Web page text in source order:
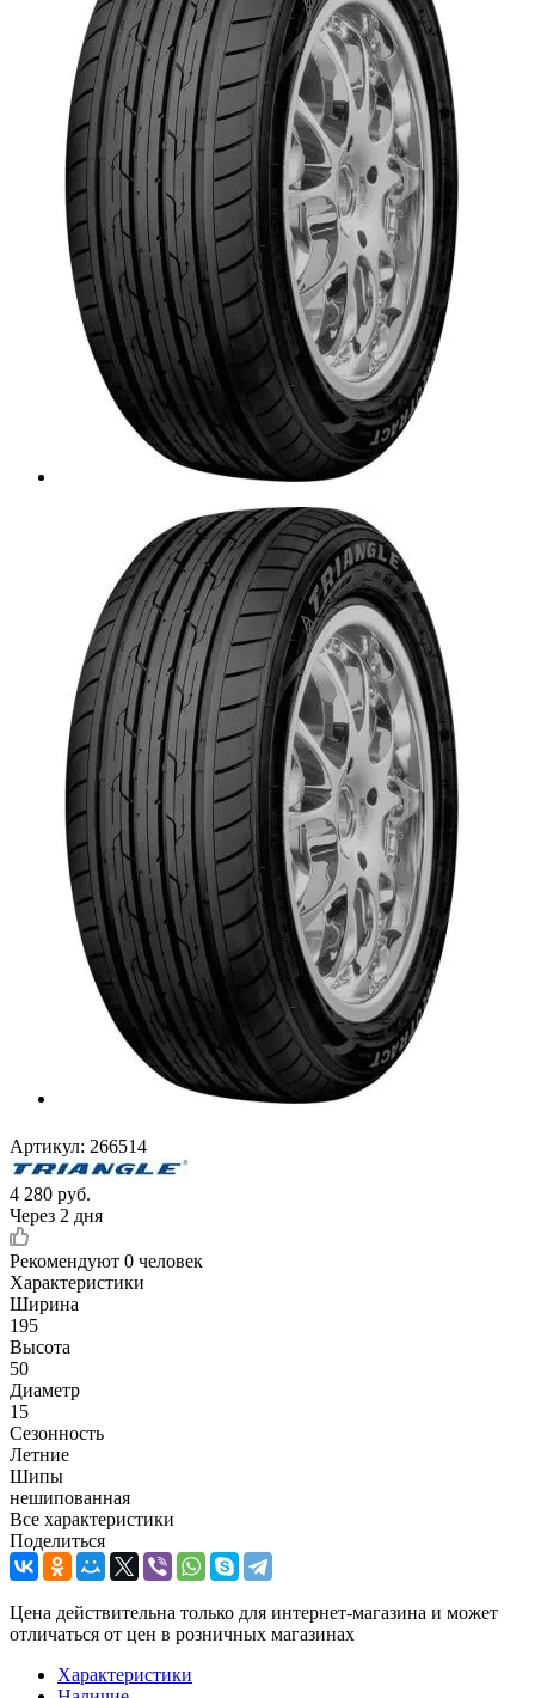
Артикул: 266514
4 280 руб.
Через 2 дня
Рекомендуют 0 человек
Характеристики
Ширина
195
Высота
50
Диаметр
15
Сезонность
Летние
Шипы
нешипованная
Все характеристики
Поделиться
Цена действительна только для интернет-магазина и может
отличаться от цен в розничных магазинах
Характеристики